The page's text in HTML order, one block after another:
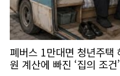
폐버스 1만대면 청년주
원 계산에 빠진 ‘집의 조건’